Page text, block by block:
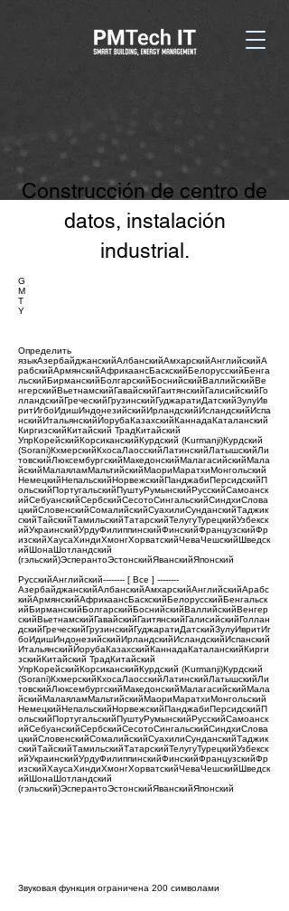
Construcción de centro de
datos, instalación
industrial.
G
M
T
Y
Определить
языкАзербайджанскийАлбанскийАмхарскийАнглийскийА
рабскийАрмянскийАфрикаансБаскскийБелорусскийБенга
льскийБирманскийБолгарскийБоснийскийВаллийскийВе
нгерскийВьетнамскийГавайскийГаитянскийГалисийскийГо
лландскийГреческийГрузинскийГуджаратиДатскийЗулуИв
ритИгбоИдишИндонезийскийИрландскийИсландскийИспа
нскийИтальянскийЙорубаКазахскийКаннадаКаталанский
КиргизскийКитайский ТрадКитайский
УпрКорейскийКорсиканскийКурдский (Kurmanji)Курдский
(Sorani)КхмерскийКхосаЛаосскийЛатинскийЛатышскийЛи
товскийЛюксембургскийМакедонскийМалагасийскийМала
йскийМалаяламМальтийскийМаориМаратхиМонгольский
НемецкийНепальскийНорвежскийПанджабиПерсидскийП
ольскийПортугальскийПуштуРумынскийРусскийСамоанск
ийСебуанскийСербскийСесотоСингальскийСиндхиСлова
цкийСловенскийСомалийскийСуахилиСунданскийТаджик
скийТайскийТамильскийТатарскийТелугуТурецкийУзбекск
ийУкраинскийУрдуФилиппинскийФинскийФранцузскийФр
изскийХаусаХиндиХмонгХорватскийЧеваЧешскийШведск
ийШонаШотландский
(гэльский)ЭсперантоЭстонскийЯванскийЯпонский
РусскийАнглийский-------- [ Все ] --------
АзербайджанскийАлбанскийАмхарскийАнглийскийАрабс
кийАрмянскийАфрикаансБаскскийБелорусскийБенгальск
ийБирманскийБолгарскийБоснийскийВаллийскийВенгер
скийВьетнамскийГавайскийГаитянскийГалисийскийГоллан
дскийГреческийГрузинскийГуджаратиДатскийЗулуИвритИг
боИдишИндонезийскийИрландскийИсландскийИспанский
ИтальянскийЙорубаКазахскийКаннадаКаталанскийКирги
зскийКитайский ТрадКитайский
УпрКорейскийКорсиканскийКурдский (Kurmanji)Курдский
(Sorani)КхмерскийКхосаЛаосскийЛатинскийЛатышскийЛи
товскийЛюксембургскийМакедонскийМалагасийскийМала
йскийМалаяламМальтийскийМаориМаратхиМонгольский
НемецкийНепальскийНорвежскийПанджабиПерсидскийП
ольскийПортугальскийПуштуРумынскийРусскийСамоанск
ийСебуанскийСербскийСесотоСингальскийСиндхиСлова
цкийСловенскийСомалийскийСуахилиСунданскийТаджик
скийТайскийТамильскийТатарскийТелугуТурецкийУзбекск
ийУкраинскийУрдуФилиппинскийФинскийФранцузскийФр
изскийХаусаХиндиХмонгХорватскийЧеваЧешскийШведск
ийШонаШотландский
(гэльский)ЭсперантоЭстонскийЯванскийЯпонский
Звуковая функция ограничена 200 символами